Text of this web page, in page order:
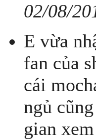
02/08/
E vừa
fan của
cái
ngủ
gian